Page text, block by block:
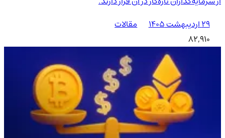
۲۹ اردیبهشت ۱۴۰۵
مقالات
82,910